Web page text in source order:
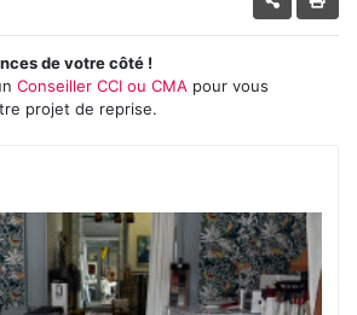
de votre côté !
Conseiller CCI ou CMA pour vous
projet de reprise.